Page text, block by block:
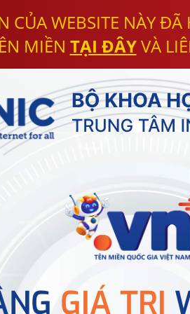
CỦA WEBSITE NÀY
MIỀN TẠI ĐÂYVÀ
GIÁ TRỊ